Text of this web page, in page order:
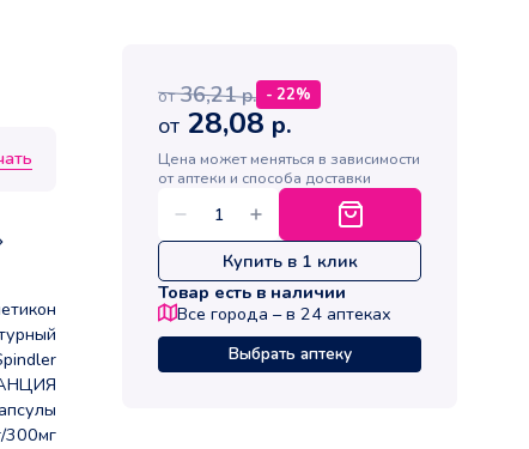
300мг
от 36,21р. - 22%
от 28,08 р.
Цена может меняться в зависимости
от аптеки и способа доставки
Купить в 1 клик
Товар есть в наличии
Все города – в 24 аптеках
Выбрать аптеку